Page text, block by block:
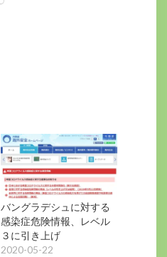
バングラデシュに対する
感染症危険情報、レベル
３に引き上げ
2020-05-22